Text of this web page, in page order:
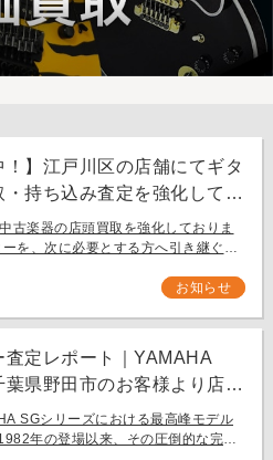
！】江戸川区の店舗にてギタ
持ち込み査定を強化してお
古楽器の店頭買取を強化しておりま
を、次に必要とする方へ引き継ぐお
お知らせ
定レポート｜YAMAHA
県野田市のお客様より店舗
SGシリーズにおける最高峰モデル
年の登場以来、その圧倒的な完成